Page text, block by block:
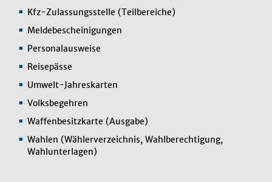
Kfz-Zulassungsstelle (Teilbereiche)
Meldebescheinigungen
Personalausweise
Reisepässe
Umwelt-Jahreskarten
Volksbegehren
Waffenbesitzkarte (Ausgabe)
Wahlen (Wählerverzeichnis, Wahlberechtigung,
Wahlunterlagen)